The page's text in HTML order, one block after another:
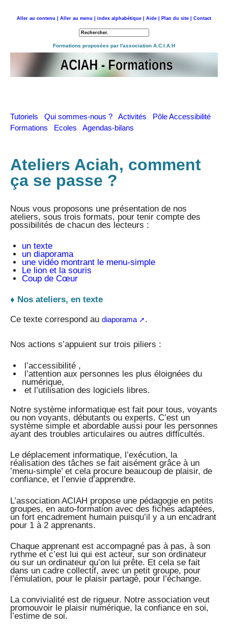
Aller au contenu | Aller au menu | index alphabétique | Aide | Plan du site | Contact
Formations proposées par l'association A.C.I.A.H
Tutoriels Qui sommes-nous ? Activités Pôle Accessibilité
Formations Ecoles Agendas-bilans
Ateliers Aciah, comment
ça se passe ?
Nous vous proposons une présentation de nos
ateliers, sous trois formats, pour tenir compte des
possibilités de chacun des lecteurs :
un texte
un diaporama
une vidéo montrant le menu-simple
Le lion et la souris
Coup de Cœur
♦ Nos ateliers, en texte
Ce texte correspond au diaporama .
Nos actions s’appuient sur trois piliers :
l’accessibilité ,
l’attention aux personnes les plus éloignées du
numérique,
et l’utilisation des logiciels libres.
Notre système informatique est fait pour tous, voyants
ou non voyants, débutants ou experts. C’est un
système simple et abordable aussi pour les personnes
ayant des troubles articulaires ou autres difficultés.
Le déplacement informatique, l’exécution, la
réalisation des tâches se fait aisément grâce à un
’menu-simple’ et cela procure beaucoup de plaisir, de
confiance, et l’envie d’apprendre.
L’association ACIAH propose une pédagogie en petits
groupes, en auto-formation avec des fiches adaptées,
un fort encadrement humain puisqu’il y a un encadrant
pour 1 à 2 apprenants.
Chaque apprenant est accompagné pas à pas, à son
rythme et c’est lui qui est acteur, sur son ordinateur
ou sur un ordinateur qu’on lui prête. Et cela se fait
dans un cadre collectif, avec un petit groupe, pour
l’émulation, pour le plaisir partagé, pour l’échange.
La convivialité est de rigueur. Notre association veut
promouvoir le plaisir numérique, la confiance en soi,
l’estime de soi.